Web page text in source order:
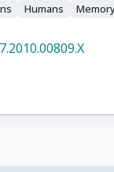
Humans